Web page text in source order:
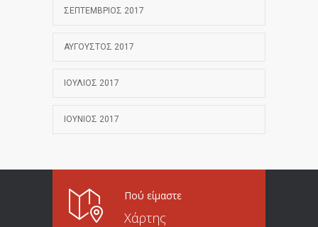
ΣΕΠΤΈΜΒΡΙΟΣ 2017
ΑΎΓΟΥΣΤΟΣ 2017
ΙΟΎΛΙΟΣ 2017
ΙΟΎΝΙΟΣ 2017
Πού είμαστε
Χάρτης